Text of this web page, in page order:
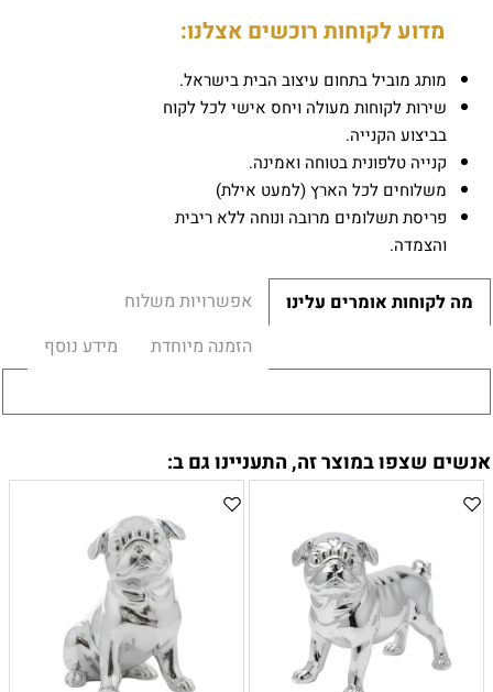
מדוע לקוחות רוכשים אצלנו:
מותג מוביל בתחום עיצוב הבית בישראל.
שירות לקוחות מעולה ויחס אישי לכל לקוח
בביצוע הקנייה.
קנייה טלפונית בטוחה ואמינה.
משלוחים לכל הארץ (למעט אילת)
פריסת תשלומים מרובה ונוחה ללא ריבית
והצמדה.
מה לקוחות אומרים עלינו
אפשרויות משלוח
הזמנה מיוחדת
מידע נוסף
אנשים שצפו במוצר זה, התעניינו גם ב: